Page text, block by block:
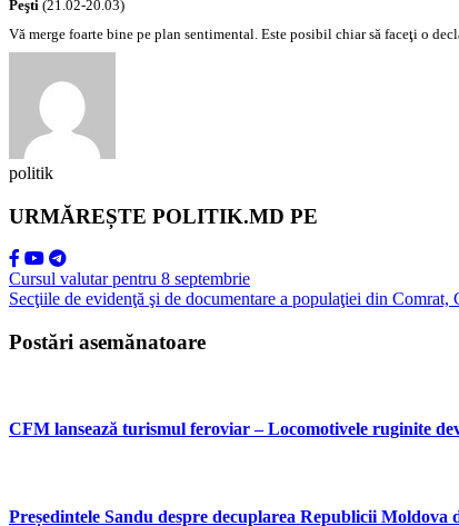
Peşti (21.02-20.03)
Vă merge foarte bine pe plan sentimental. Este posibil chiar să faceţi o
politik
URMĂREȘTE POLITIK.MD PE
Cursul valutar pentru 8 septembrie
Secţiile de evidenţă şi de documentare a populaţiei din
Postări asemănatoare
CFM lansează turismul feroviar – Locomotivele ruginite
Președintele Sandu despre decuplarea Republicii Moldova